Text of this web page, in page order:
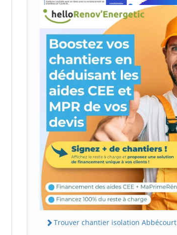
Trouver chantier isolation Abbécourt